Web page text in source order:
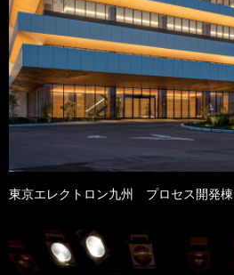
東京エレクトロン九州 プロセス開発棟